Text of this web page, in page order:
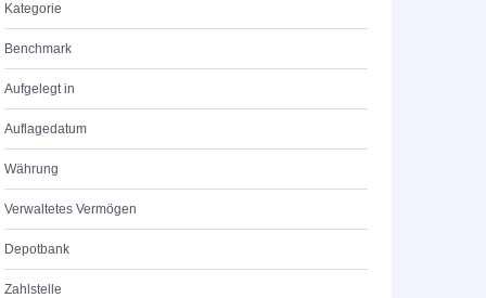
Kategorie
Benchmark
Aufgelegt in
Auflagedatum
Währung
Verwaltetes Vermögen
Depotbank
Zahlstelle